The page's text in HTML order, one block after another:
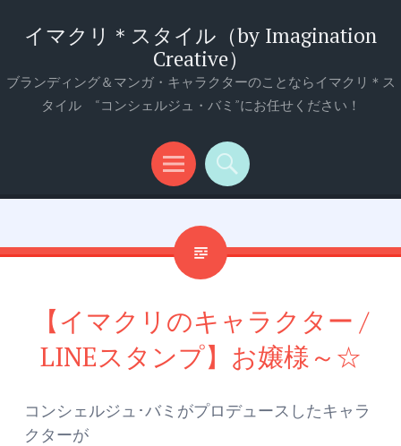
イマクリ＊スタイル（by Imagination
Creative）
ブランディング＆マンガ・キャラクターのことならイマクリ＊ス
タイル “コンシェルジュ・バミ”にお任せください！
メ
ュ
検
【イマクリのキャラクター /
LINEスタンプ】お嬢様～☆
コンシェルジュ･バミがプロデュースしたキャラ
クターが